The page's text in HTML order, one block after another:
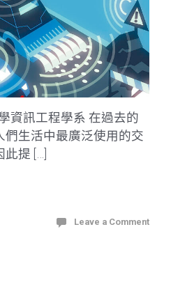
資訊工程學系 在過去的
們生活中最廣泛使用的交
提 […]
Leave a Comment